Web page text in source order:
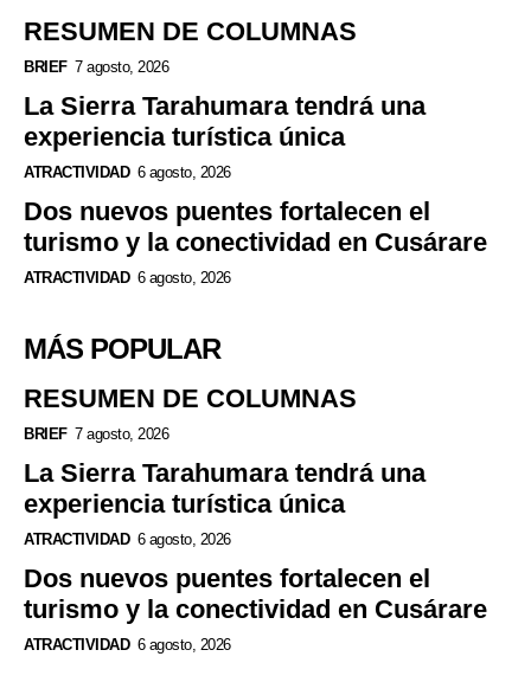
RESUMEN DE COLUMNAS
BRIEF 7 agosto, 2026
La Sierra Tarahumara tendrá una
experiencia turística única
ATRACTIVIDAD 6 agosto, 2026
Dos nuevos puentes fortalecen el
turismo y la conectividad en Cusárare
ATRACTIVIDAD 6 agosto, 2026
MÁS POPULAR
RESUMEN DE COLUMNAS
BRIEF 7 agosto, 2026
La Sierra Tarahumara tendrá una
experiencia turística única
ATRACTIVIDAD 6 agosto, 2026
Dos nuevos puentes fortalecen el
turismo y la conectividad en Cusárare
ATRACTIVIDAD 6 agosto, 2026